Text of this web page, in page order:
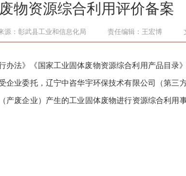
物资源综合利用评价备案
源：彰武县工业和信息化局 责任编辑：王宏博
法》《国家工业固体废物资源综合利用产品目录
业委托，辽宁中咨华宇环保技术有限公司（第三
废企业）产生的工业固体废物进行资源综合利用